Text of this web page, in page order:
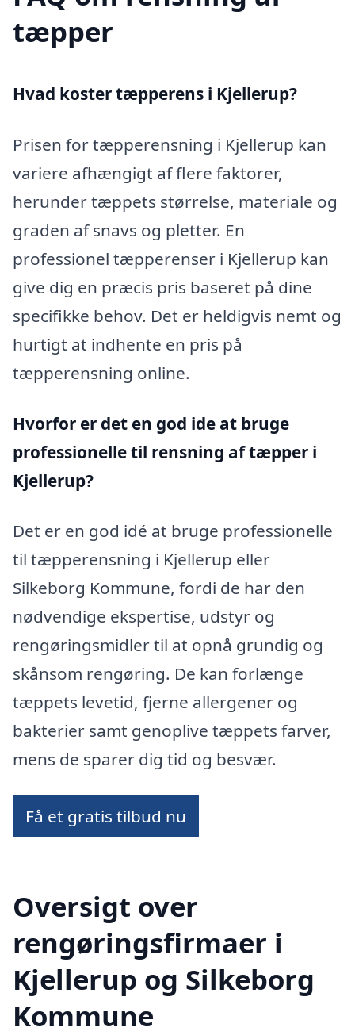
tæpper
Hvad koster tæpperens i Kjellerup?
Prisen for tæpperensning i Kjellerup kan
variere afhængigt af flere faktorer,
herunder tæppets størrelse, materiale og
graden af snavs og pletter. En
professionel tæpperenser i Kjellerup kan
give dig en præcis pris baseret på dine
specifikke behov. Det er heldigvis nemt og
hurtigt at indhente en pris på
tæpperensning online.
Hvorfor er det en god ide at bruge
professionelle til rensning af tæpper i
Kjellerup?
Det er en god idé at bruge professionelle
til tæpperensning i Kjellerup eller
Silkeborg Kommune, fordi de har den
nødvendige ekspertise, udstyr og
rengøringsmidler til at opnå grundig og
skånsom rengøring. De kan forlænge
tæppets levetid, fjerne allergener og
bakterier samt genoplive tæppets farver,
mens de sparer dig tid og besvær.
Få et gratis tilbud nu
Oversigt over
rengøringsfirmaer i
Kjellerup og Silkeborg
Kommune